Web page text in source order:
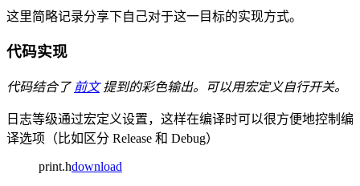
这里简略记录分享下自己对于这一目标的实现方式。
代码实现
代码结合了 前文提到的彩色输出。可以用宏定义自行开关。
日志等级通过宏定义设置，这样在编译时可以很方便地控制编
译选项（比如区分 Release 和 Debug）
print.hdownload